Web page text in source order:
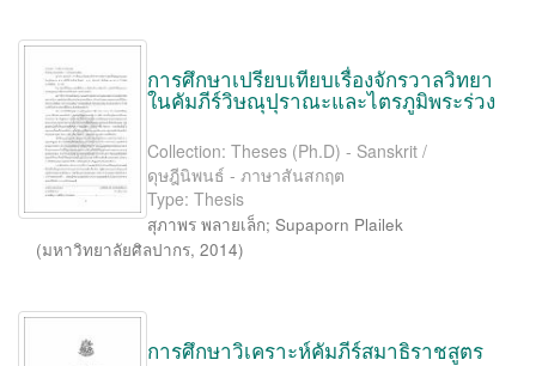
การศึกษาเปรียบเทียบเรื่องจักรวาลวิทยา
ในคัมภีร์วิษณุปุราณะและไตรภูมิพระร่วง
Collection: Theses (Ph.D) - Sanskrit /
ดุษฎีนิพนธ์ - ภาษาสันสกฤต
Type: Thesis
สุภาพร พลายเล็ก; Supaporn Plailek
(มหาวิทยาลัยศิลปากร, 2014)
การศึกษาวิเคราะห์คัมภีร์สมาธิราชสูตร